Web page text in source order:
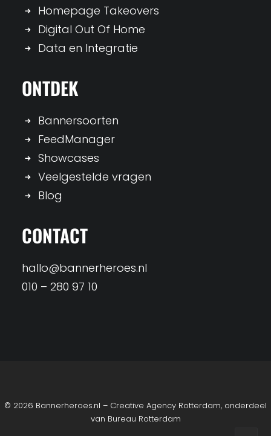
Homepage Takeovers
Digital Out Of Home
Data en Integratie
ONTDEK
Bannersoorten
FeedManager
Showcases
Veelgestelde vragen
Blog
CONTACT
hallo@bannerheroes.nl
010 – 280 97 10
© 2026 Bannerheroes.nl – Creative Agency Rotterdam, onderdeel
van Bureau Rotterdam